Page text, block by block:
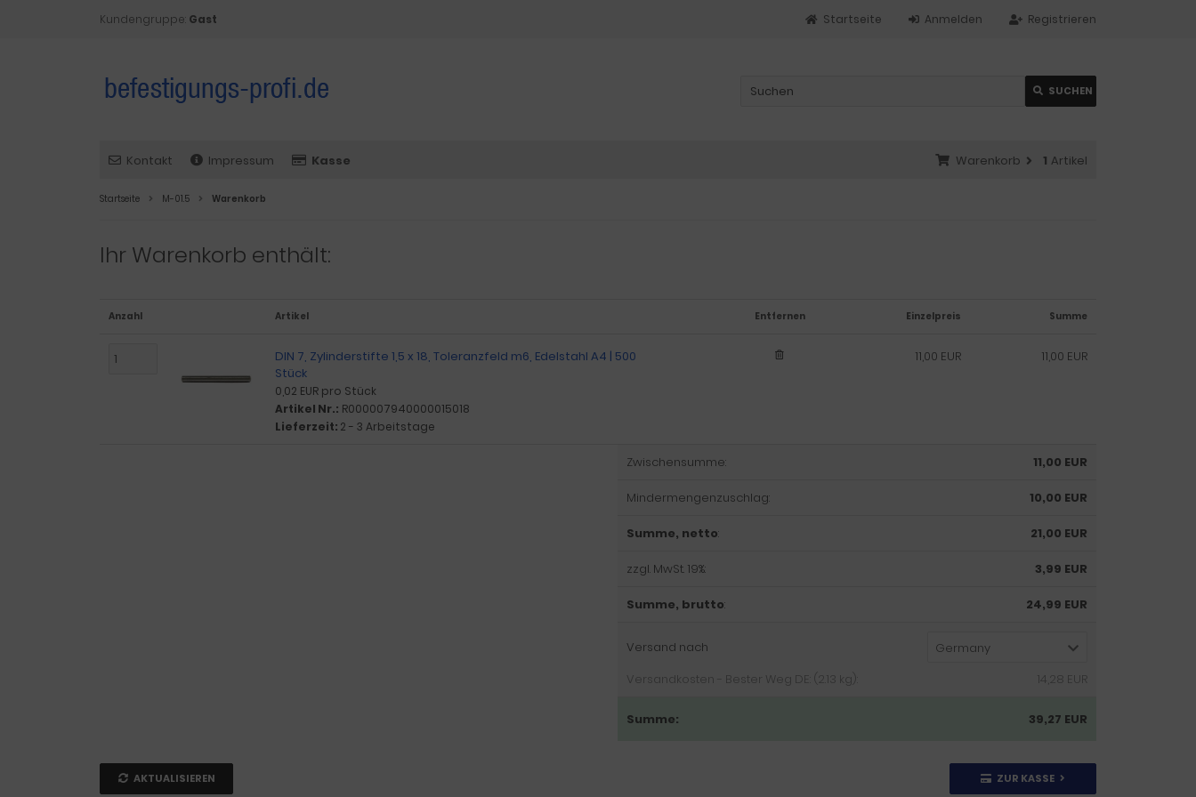
Kundengruppe: Gast Registrieren
Anmelden
Startseite
SUCHEN
Kontakt Impressum Kasse Warenkorb 1 Artikel
Startseite M-01.5 Warenkorb
Ihr Warenkorb enthält:
Anzahl Artikel Summe
Einzelpreis
Entfernen
DIN 7, Zylinderstifte 1,5 x 18, Toleranzfeld m6, Edelstahl A4 | 500
Stück
0,02 EUR pro Stück
Artikel Nr.: R000007940000015018
Lieferzeit: 2 - 3 Arbeitstage
11,00 EUR
11,00 EUR
Zwischensumme: 11,00 EUR
Mindermengenzuschlag: 10,00 EUR
Summe, netto: 21,00 EUR
zzgl. MwSt. 19%: 3,99 EUR
Summe, brutto: 24,99 EUR
Versand nach
Germany
Versandkosten - Bester Weg DE: (2.13 kg):
14,28 EUR
Summe: 39,27 EUR
AKTUALISIEREN ZUR KASSE